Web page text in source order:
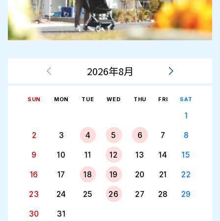
2026年8月
SUN MON TUE WED THU FRI SAT
1
2 3 4 5 6 7 8
9 10 11 12 13 14 15
16 17 18 19 20 21 22
23 24 25 26 27 28 29
30 31